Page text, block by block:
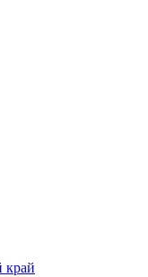
край